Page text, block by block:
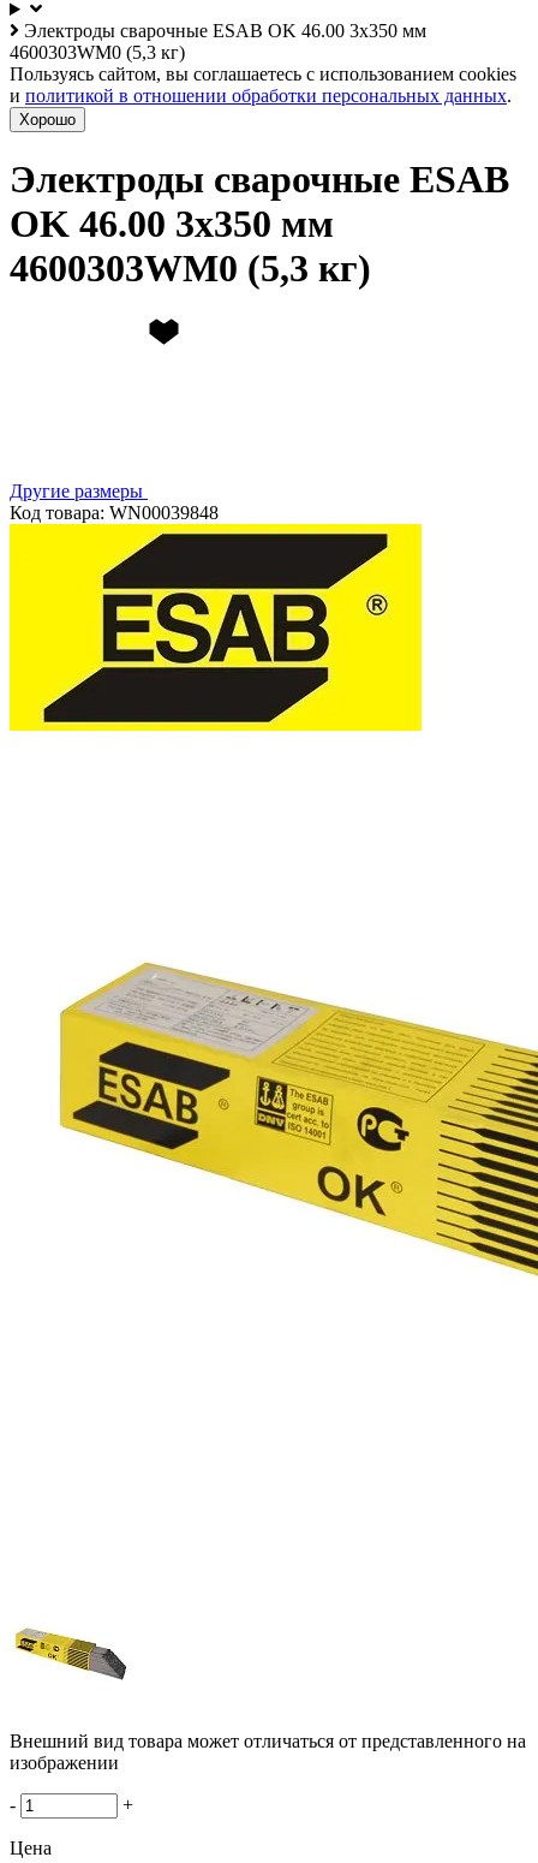
Электроды сварочные ESAB OK 46.00 3х350 мм
4600303WM0 (5,3 кг)
Пользуясь сайтом, вы соглашаетесь с использованием cookies
и политикой в отношении обработки персональных данных.
Хорошо
Электроды сварочные ESAB
OK 46.00 3х350 мм
4600303WM0 (5,3 кг)
Другие размеры
Код товара: WN00039848
Внешний вид товара может отличаться от представленного на
изображении
- +
Цена